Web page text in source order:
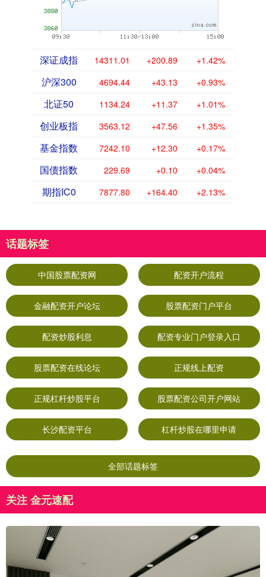
深证成指 14311.01 +200.89 +1.42%
沪深300 4694.44 +43.13 +0.93%
北证50 1134.24 +11.37 +1.01%
创业板指 3563.12 +47.56 +1.35%
基金指数 7242.10 +12.30 +0.17%
国债指数 229.69 +0.10 +0.04%
期指IC0 7877.80 +164.40 +2.13%
话题标签
中国股票配资网 配资开户流程
金融配资开户论坛 股票配资门户平台
配资炒股利息 配资专业门户登录入口
股票配资在线论坛 正规线上配资
正规杠杆炒股平台 股票配资公司开户网站
长沙配资平台 杠杆炒股在哪里申请
全部话题标签
关注 金元速配